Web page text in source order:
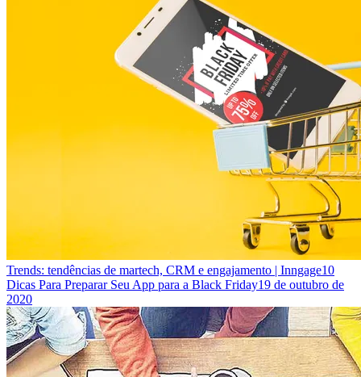
Trends: tendências de martech, CRM e engajamento | Inngage10
Dicas Para Preparar Seu App para a Black Friday19 de outubro de
2020